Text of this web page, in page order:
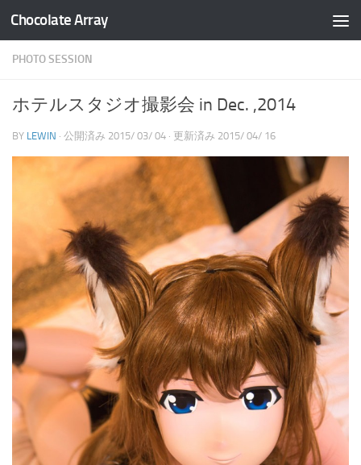
コンテンツへスキップ
Chocolate Array
PHOTO SESSION
ホテルスタジオ撮影会 in Dec. ,2014
BY LEWIN · 公開済み 2015/ 03/ 04 · 更新済み 2015/ 04/ 16